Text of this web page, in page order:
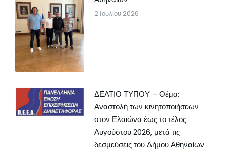
2 Ιουλίου 2026
ΔΕΛΤΙΟ ΤΥΠΟΥ – Θέμα:
Αναστολή των κινητοποιήσεων
στον Ελαιώνα έως το τέλος
Αυγούστου 2026, μετά τις
δεσμεύσεις του Δήμου Αθηναίων